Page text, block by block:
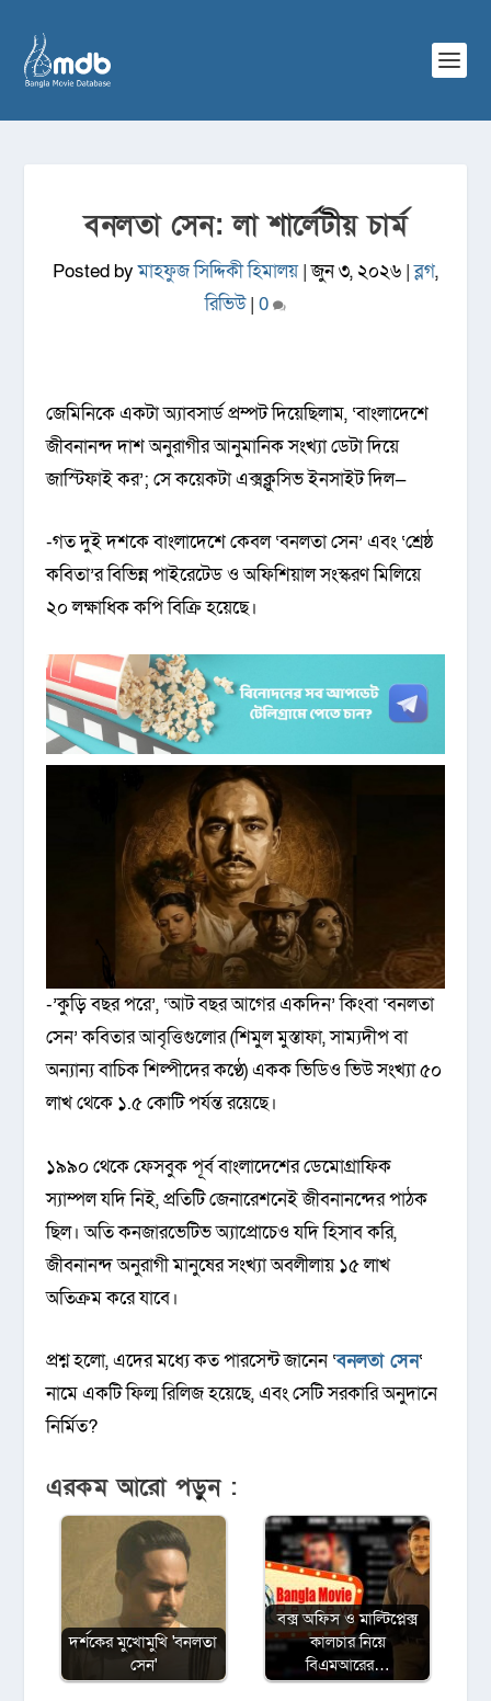
বনলতা সেন: লা শার্লেটীয় চার্ম
Posted byমাহফুজ সিদ্দিকী হিমালয়|জুন ৩, ২০২৬ |ব্লগ,
রিভিউ| 0
জেমিনিকে একটা অ্যাবসার্ড প্রম্পট দিয়েছিলাম, ‘বাংলাদেশে
জীবনানন্দ দাশ অনুরাগীর আনুমানিক সংখ্যা ডেটা দিয়ে
জাস্টিফাই কর’; সে কয়েকটা এক্সক্লুসিভ ইনসাইট দিল—
-গত দুই দশকে বাংলাদেশে কেবল ‘বনলতা সেন’ এবং ‘শ্রেষ্ঠ
কবিতা’র বিভিন্ন পাইরেটেড ও অফিশিয়াল সংস্করণ মিলিয়ে
২০ লক্ষাধিক কপি বিক্রি হয়েছে।
-’কুড়ি বছর পরে’, ‘আট বছর আগের একদিন’ কিংবা ‘বনলতা
সেন’ কবিতার আবৃত্তিগুলোর (শিমুল মুস্তাফা, সাম্যদীপ বা
অন্যান্য বাচিক শিল্পীদের কণ্ঠে) একক ভিডিও ভিউ সংখ্যা ৫০
লাখ থেকে ১.৫ কোটি পর্যন্ত রয়েছে।
১৯৯০ থেকে ফেসবুক পূর্ব বাংলাদেশের ডেমোগ্রাফিক
স্যাম্পল যদি নিই, প্রতিটি জেনারেশনেই জীবনানন্দের পাঠক
ছিল। অতি কনজারভেটিভ অ্যাপ্রোচেও যদি হিসাব করি,
জীবনানন্দ অনুরাগী মানুষের সংখ্যা অবলীলায় ১৫ লাখ
অতিক্রম করে যাবে।
প্রশ্ন হলো, এদের মধ্যে কত পারসেন্ট জানেন ‘বনলতা সেন‘
নামে একটি ফিল্ম রিলিজ হয়েছে, এবং সেটি সরকারি অনুদানে
নির্মিত?
এরকম আরো পড়ুন :
দর্শকের মুখোমুখি 'বনলতা
সেন'
বক্স অফিস ও মাল্টিপ্লেক্স
কালচার নিয়ে
বিএমআরের…